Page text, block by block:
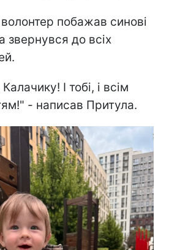
побажав синові
звернувся до всіх
І тобі, і всім
- написав Притула.